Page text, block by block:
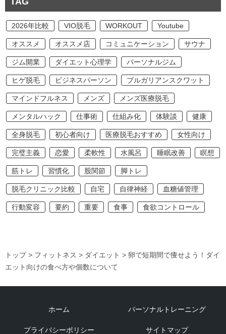
2026年比較 VIO脱毛 WORKOUT Youtube
オススメ オススメ店 コミュニケーション サウナ
ジム開業 ダイエット心理学 パーソナルジム
ヒゲ脱毛 ビジネスパーソン ブルガリアンスクワット
マインドフルネス メンズ メンズ医療脱毛
メンタルハック 仕事術 仕組み化 体験談 健康
全身脱毛 初心者向け 医療脱毛おすすめ 女性向け
完璧主義 恋愛 柔軟性 水風呂 睡眠改善 瞑想
筋トレ 習慣化 股関節 脚トレ
脱毛クリニック比較 自宅 自律神経 血糖値管理
行動変容 要約 重要 食事 食欲コントロール
トップ> フィットネス > ダイエット > 卵で短期間で痩せよう！ダイ
エット向けの食べ方や個数について
ホーム パーソナルトレーニング
プライバシーポリシー サイトマップ